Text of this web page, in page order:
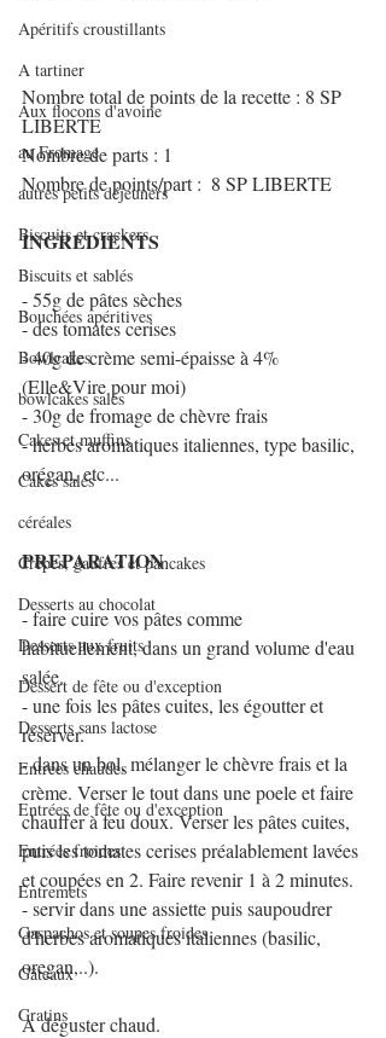
Apéritifs croustillants
A tartiner
Aux flocons d'avoine
au Fromage
autres petits déjeuners
Biscuits et crackers
Biscuits et sablés
Bouchées apéritives
Bowlcakes
bowlcakes salés
Cakes et muffins
Cakes salés
céréales
Crêpes, gaufres et pancakes
Desserts au chocolat
Desserts aux fruits
Dessert de fête ou d'exception
Desserts sans lactose
Entrées chaudes
Entrées de fête ou d'exception
Entrées froides
Entremets
Gaspachos et soupes froides
Gâteaux
Gratins
Nombre total de points de la recette : 8 SP
LIBERTE
Nombre de parts : 1
Nombre de points/part :  8 SP LIBERTE
INGREDIENTS
- 55g de pâtes sèches
- des tomates cerises
- 40g de crème semi-épaisse à 4%
(Elle&Vire pour moi)
- 30g de fromage de chèvre frais
- herbes aromatiques italiennes, type basilic,
orégan, etc...
PREPARATION
- faire cuire vos pâtes comme
habituellement, dans un grand volume d'eau
salée.
- une fois les pâtes cuites, les égoutter et
réserver.
- dans un bol, mélanger le chèvre frais et la
crème. Verser le tout dans une poele et faire
chauffer à feu doux. Verser les pâtes cuites,
puis les tomates cerises préalablement lavées
et coupées en 2. Faire revenir 1 à 2 minutes.
- servir dans une assiette puis saupoudrer
d'herbes aromatiques italiennes (basilic,
oregan,..).
A déguster chaud.